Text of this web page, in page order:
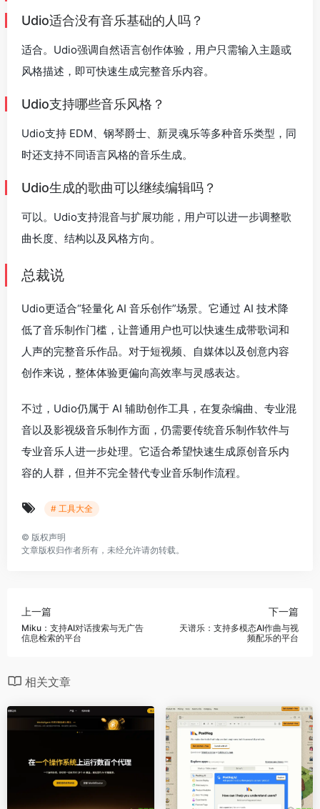
Udio适合没有音乐基础的人吗？
适合。Udio强调自然语言创作体验，用户只需输入主题或
风格描述，即可快速生成完整音乐内容。
Udio支持哪些音乐风格？
Udio支持 EDM、钢琴爵士、新灵魂乐等多种音乐类型，同
时还支持不同语言风格的音乐生成。
Udio生成的歌曲可以继续编辑吗？
可以。Udio支持混音与扩展功能，用户可以进一步调整歌
曲长度、结构以及风格方向。
总裁说
Udio更适合“轻量化 AI 音乐创作”场景。它通过 AI 技术降
低了音乐制作门槛，让普通用户也可以快速生成带歌词和
人声的完整音乐作品。对于短视频、自媒体以及创意内容
创作来说，整体体验更偏向高效率与灵感表达。
不过，Udio仍属于 AI 辅助创作工具，在复杂编曲、专业混
音以及影视级音乐制作方面，仍需要传统音乐制作软件与
专业音乐人进一步处理。它适合希望快速生成原创音乐内
容的人群，但并不完全替代专业音乐制作流程。
# 工具大全
© 版权声明
文章版权归作者所有，未经允许请勿转载。
上一篇
Miku：支持AI对话搜索与无广告
信息检索的平台
下一篇
天谱乐：支持多模态AI作曲与视
频配乐的平台
相关文章